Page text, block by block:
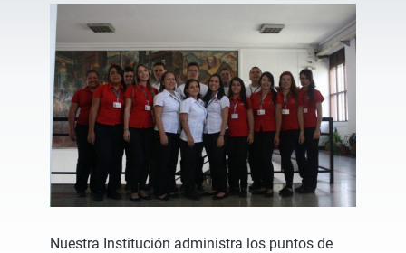
Nuestra Institución administra los puntos de